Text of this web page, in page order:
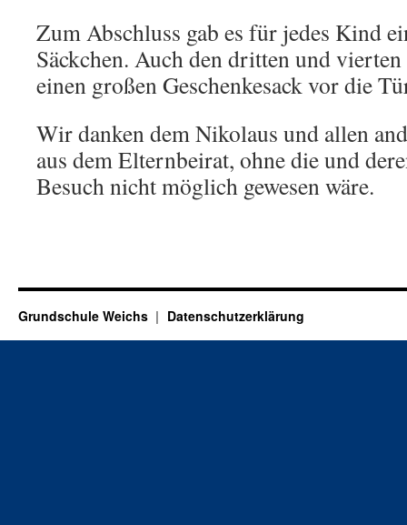
Zum Abschluss gab es für jedes Kind
Säckchen. Auch den dritten und
einen großen Geschenkesack vor die
Wir danken dem Nikolaus und allen
aus dem Elternbeirat, ohne die und
Besuch nicht möglich gewesen wäre.
Grundschule Weichs Datenschutzerklärung